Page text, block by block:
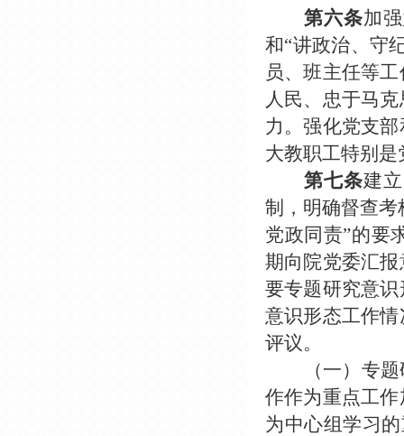
第六条加
和“讲政治、守
员、班主任等
人民、忠于马
力。强化党支
大教职工特别
第七条建
制，明确督查考
党政同责”的要
期向院党委汇
要专题研究意
意识形态工作
评议。
（一）专
作作为重点工
为中心组学习